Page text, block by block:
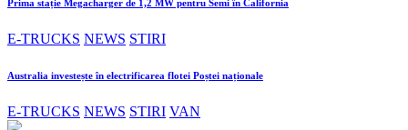
Prima stație Megacharger de 1,2 MW pentru Semi în California
E-TRUCKS NEWS STIRI
Australia investește în electrificarea flotei Poștei naționale
E-TRUCKS NEWS STIRI VAN